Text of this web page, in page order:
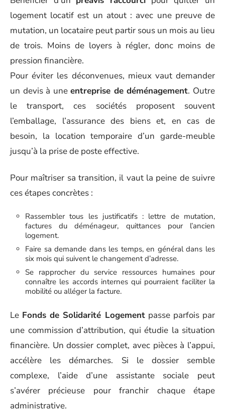
logement locatif est un atout : avec une preuve de
mutation, un locataire peut partir sous un mois au lieu
de trois. Moins de loyers à régler, donc moins de
pression financière.
Pour éviter les déconvenues, mieux vaut demander
un devis à uneentreprise de déménagement. Outre
le transport, ces sociétés proposent souvent
l’emballage, l’assurance des biens et, en cas de
besoin, la location temporaire d’un garde-meuble
jusqu’à la prise de poste effective.
Pour maîtriser sa transition, il vaut la peine de suivre
ces étapes concrètes :
Rassembler tous les justificatifs : lettre de mutation,
factures du déménageur, quittances pour l’ancien
logement.
Faire sa demande dans les temps, en général dans les
six mois qui suivent le changement d’adresse.
Se rapprocher du service ressources humaines pour
connaître les accords internes qui pourraient faciliter la
mobilité ou alléger la facture.
Le Fonds de Solidarité Logementpasse parfois par
une commission d’attribution, qui étudie la situation
financière. Un dossier complet, avec pièces à l’appui,
accélère les démarches. Si le dossier semble
complexe, l’aide d’une assistante sociale peut
s’avérer précieuse pour franchir chaque étape
administrative.